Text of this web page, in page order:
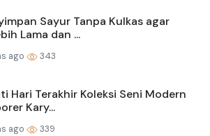
Sayur Tanpa Kulkas agar
Lama dan ...
ago 343
Hari Terakhir Koleksi Seni Modern
Kary...
ago 339